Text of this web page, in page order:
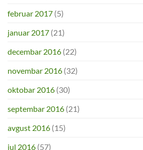
februar 2017 (5)
januar 2017 (21)
decembar 2016 (22)
novembar 2016 (32)
oktobar 2016 (30)
septembar 2016 (21)
avgust 2016 (15)
jul 2016 (57)